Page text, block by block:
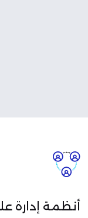
أنظمة إدارة